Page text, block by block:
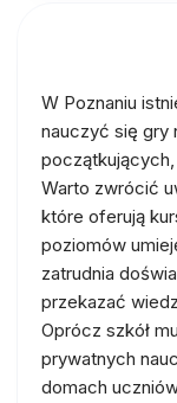
W Poznaniu
nauczyć się gry
Warto zwrócić
które oferują
poziomów
zatrudnia
przekazać
Oprócz szkół
prywatnych
domach